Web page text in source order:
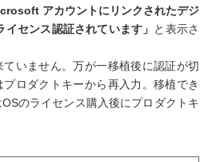
アカウントにリンクされたデジ
センス認証されています」 と表示さ
いません。万が一移植後に認証が切
ロダクトキーから再入力。移植でき
のライセンス購入後にプロダクトキ